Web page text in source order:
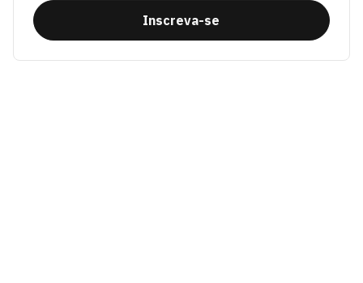
Inscreva-se